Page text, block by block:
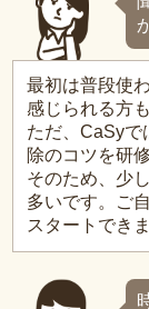
最初は普段使
感じられる方
ただ、CaSyで
除のコツを研
そのため、少
多いです。ご
スタートできま